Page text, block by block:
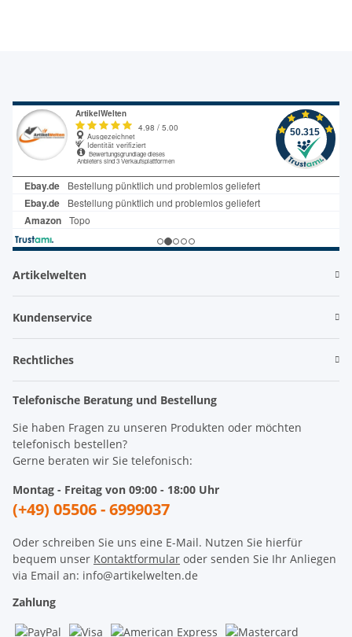
Artikelwelten
Kundenservice
Rechtliches
Telefonische Beratung und Bestellung
Sie haben Fragen zu unseren Produkten oder möchten
telefonisch bestellen?
Gerne beraten wir Sie telefonisch:
Montag - Freitag von 09:00 - 18:00 Uhr
(+49) 05506 - 6999037
Oder schreiben Sie uns eine E-Mail. Nutzen Sie hierfür
bequem unser Kontaktformular oder senden Sie Ihr Anliegen
via Email an: info@artikelwelten.de
Zahlung